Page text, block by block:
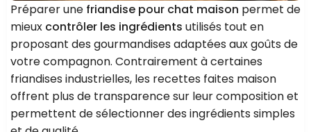
Préparer une friandise pour chat maison permet de
mieux contrôler les ingrédients utilisés tout en
proposant des gourmandises adaptées aux goûts de
votre compagnon. Contrairement à certaines
friandises industrielles, les recettes faites maison
offrent plus de transparence sur leur composition et
permettent de sélectionner des ingrédients simples